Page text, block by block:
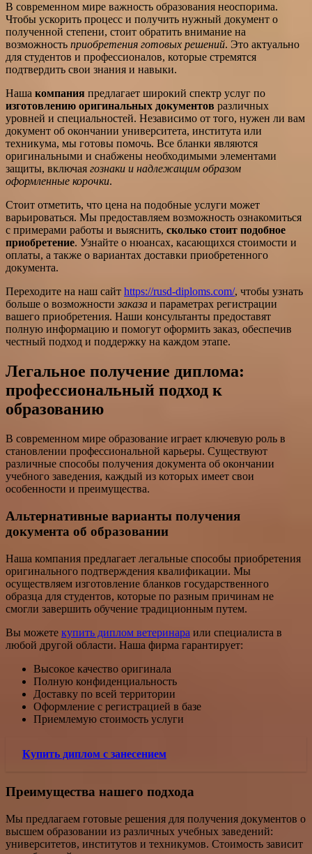
В современном мире важность образования неоспорима.
Чтобы ускорить процесс и получить нужный документ о
полученной степени, стоит обратить внимание на
возможность приобретения готовых решений. Это актуально
для студентов и профессионалов, которые стремятся
подтвердить свои знания и навыки.
Наша компания предлагает широкий спектр услуг по
изготовлению оригинальных документов различных
уровней и специальностей. Независимо от того, нужен ли вам
документ об окончании университета, института или
техникума, мы готовы помочь. Все бланки являются
оригинальными и снабжены необходимыми элементами
защиты, включая гознаки и надлежащим образом
оформленные корочки.
Стоит отметить, что цена на подобные услуги может
варьироваться. Мы предоставляем возможность ознакомиться
с примерами работы и выяснить, сколько стоит подобное
приобретение. Узнайте о нюансах, касающихся стоимости и
оплаты, а также о вариантах доставки приобретенного
документа.
Переходите на наш сайт https://rusd-diploms.com/, чтобы узнать
больше о возможности заказа и параметрах регистрации
вашего приобретения. Наши консультанты предоставят
полную информацию и помогут оформить заказ, обеспечив
честный подход и поддержку на каждом этапе.
Легальное получение диплома:
профессиональный подход к
образованию
В современном мире образование играет ключевую роль в
становлении профессиональной карьеры. Существуют
различные способы получения документа об окончании
учебного заведения, каждый из которых имеет свои
особенности и преимущества.
Альтернативные варианты получения
документа об образовании
Наша компания предлагает легальные способы приобретения
оригинального подтверждения квалификации. Мы
осуществляем изготовление бланков государственного
образца для студентов, которые по разным причинам не
смогли завершить обучение традиционным путем.
Вы можете купить диплом ветеринара или специалиста в
любой другой области. Наша фирма гарантирует:
Высокое качество оригинала
Полную конфиденциальность
Доставку по всей территории
Оформление с регистрацией в базе
Приемлемую стоимость услуги
Купить диплом с занесением
Преимущества нашего подхода
Мы предлагаем готовые решения для получения документов о
высшем образовании из различных учебных заведений:
университетов, институтов и техникумов. Стоимость зависит